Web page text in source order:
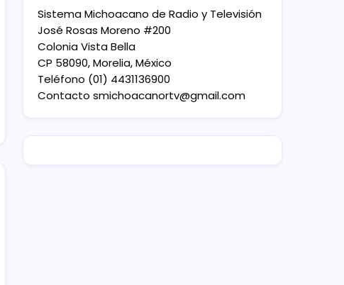
Sistema Michoacano de Radio y Televisión
José Rosas Moreno #200
Colonia Vista Bella
CP 58090, Morelia, México
Teléfono (01) 4431136900
Contacto smichoacanortv@gmail.com